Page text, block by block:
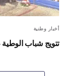
أخبار وطنية
تتويج شباب الوطية